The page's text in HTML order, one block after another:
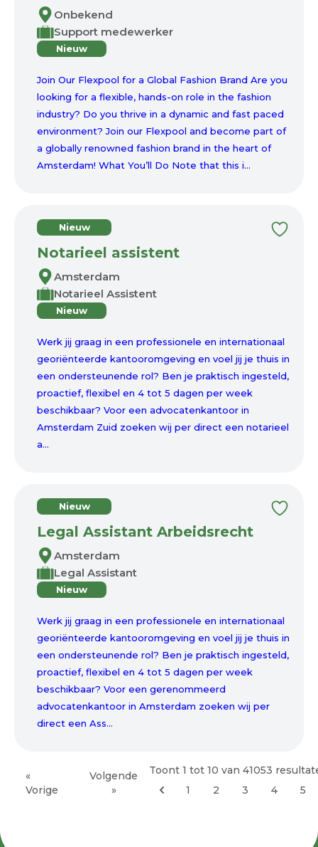
Onbekend
Support medewerker
Nieuw
Join Our Flexpool for a Global Fashion Brand Are you
looking for a flexible, hands-on role in the fashion
industry? Do you thrive in a dynamic and fast paced
environment? Join our Flexpool and become part of
a globally renowned fashion brand in the heart of
Amsterdam! What You’ll Do Note that this i...
Nieuw
Notarieel assistent
Amsterdam
Notarieel Assistent
Nieuw
Werk jij graag in een professionele en internationaal
georiënteerde kantooromgeving en voel jij je thuis in
een ondersteunende rol? Ben je praktisch ingesteld,
proactief, flexibel en 4 tot 5 dagen per week
beschikbaar? Voor een advocatenkantoor in
Amsterdam Zuid zoeken wij per direct een notarieel
a...
Nieuw
Legal Assistant Arbeidsrecht
Amsterdam
Legal Assistant
Nieuw
Werk jij graag in een professionele en internationaal
georiënteerde kantooromgeving en voel jij je thuis in
een ondersteunende rol? Ben je praktisch ingesteld,
proactief, flexibel en 4 tot 5 dagen per week
beschikbaar? Voor een gerenommeerd
advocatenkantoor in Amsterdam zoeken wij per
direct een Ass...
«
Vorige
Volgende
»
Toont 1 tot 10 van 41053
1
2 3 4 5